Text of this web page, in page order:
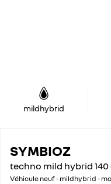
mildhybrid
SYMBIOZ
techno mild hybrid 140
Véhicule neuf - mildhybrid -